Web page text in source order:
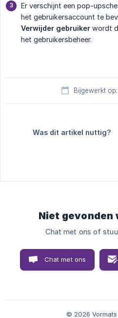
Er verschijnt een pop-
het gebruikersaccount te
Verwijder gebruiker wordt
het gebruikersbeheer.
Bijgewerkt
Was dit artikel nuttig?
Niet gevonden
Chat met ons of
Chat met ons
© 2026